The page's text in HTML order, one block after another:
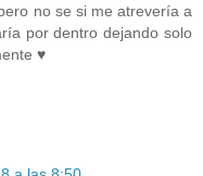
no se si me atrevería a
por dentro dejando solo
♥